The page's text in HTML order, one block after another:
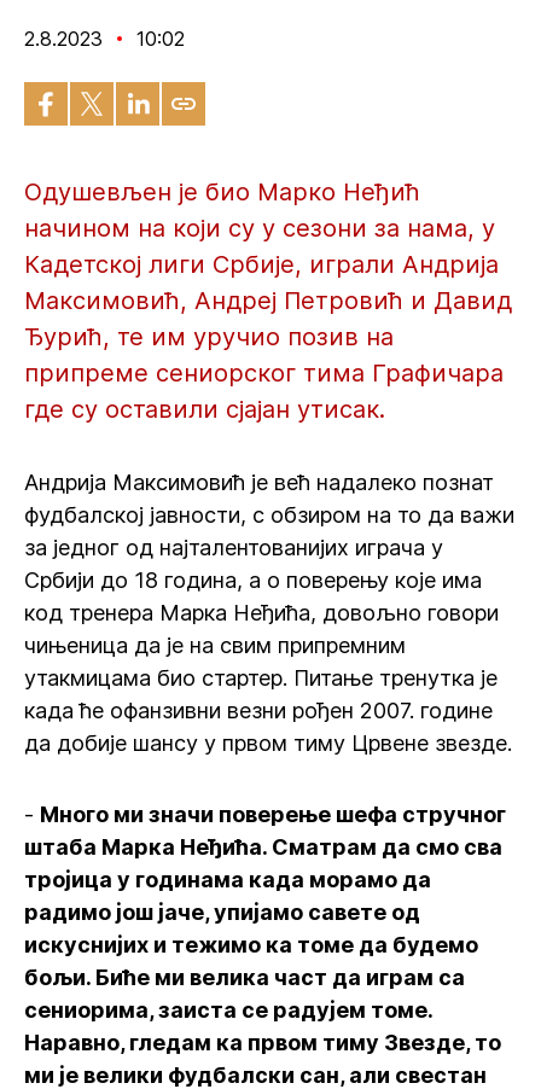
2.8.2023 10:02
Одушевљен је био Марко Неђић
начином на који су у сезони за нама, у
Кадетској лиги Србије, играли Андрија
Максимовић, Андреј Петровић и Давид
Ђурић, те им уручио позив на
припреме сениорског тима Графичара
где су оставили сјајан утисак.
Андрија Максимовић је већ надалеко познат
фудбалској јавности, с обзиром на то да важи
за једног од најталентованијих играча у
Србији до 18 година, а о поверењу које има
код тренера Марка Неђића, довољно говори
чињеница да је на свим припремним
утакмицама био стартер. Питање тренутка је
када ће офанзивни везни рођен 2007. године
да добије шансу у првом тиму Црвене звезде.
- Много ми значи поверење шефа стручног
штаба Марка Неђића. Сматрам да смо сва
тројица у годинама када морамо да
радимо још јаче, упијамо савете од
искуснијих и тежимо ка томе да будемо
бољи. Биће ми велика част да играм са
сениорима, заиста се радујем томе.
Наравно, гледам ка првом тиму Звезде, то
ми је велики фудбалски сан, али свестан